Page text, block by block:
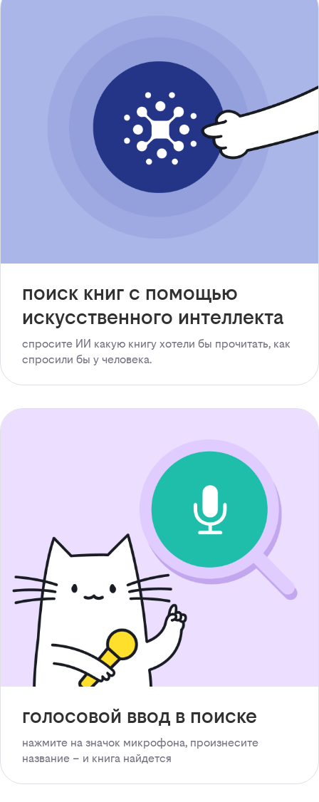
поиск книг с помощью
искусственного интеллекта
спросите ИИ какую книгу хотели бы прочитать, как
спросили бы у человека.
голосовой ввод в поиске
нажмите на значок микрофона, произнесите
название – и книга найдется